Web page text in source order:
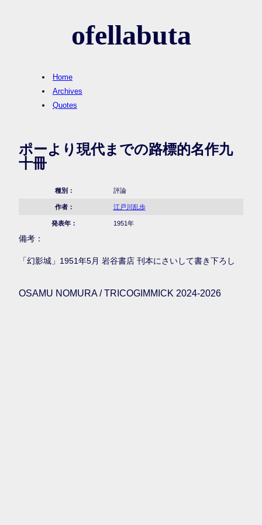
ofellabuta
Home
Archives
Quotes
ポーより現代までの路標的名作九
十冊
種別： 評論
作者： 江戸川乱歩
発表年： 1951年
備考：
「幻影城」1951年5月 岩谷書店 刊本にさいして書き下ろし
OSAMU NOMURA / TRICOGIMMICK 2024-2026